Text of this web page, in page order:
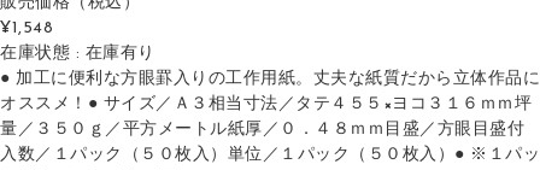
¥1,548
在庫状態 : 在庫有り
● 加工に便利な方眼罫入りの工作用紙。丈夫な紙質だから立体作品に
オススメ！● サイズ／Ａ３相当寸法／タテ４５５×ヨコ３１６ｍｍ坪
量／３５０ｇ／平方メートル紙厚／０．４８ｍｍ目盛／方眼目盛付
入数／１パック（５０枚入）単位／１パック（５０枚入）● ※１パッ